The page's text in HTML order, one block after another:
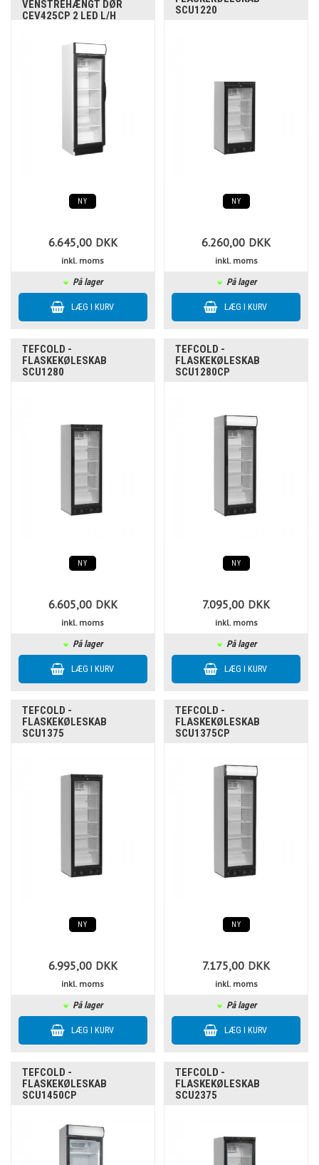
VENSTREHÆNGT DØR
CEV425CP 2 LED L/H
NY
6.645,00 DKK
inkl. moms
På lager
SCU1220
NY
6.260,00 DKK
inkl. moms
På lager
TEFCOLD -
FLASKEKØLESKAB
SCU1280
NY
6.605,00 DKK
inkl. moms
På lager
TEFCOLD -
FLASKEKØLESKAB
SCU1280CP
NY
7.095,00 DKK
inkl. moms
På lager
TEFCOLD -
FLASKEKØLESKAB
SCU1375
NY
6.995,00 DKK
inkl. moms
På lager
TEFCOLD -
FLASKEKØLESKAB
SCU1375CP
NY
7.175,00 DKK
inkl. moms
På lager
TEFCOLD -
FLASKEKØLESKAB
SCU1450CP
TEFCOLD -
FLASKEKØLESKAB
SCU2375